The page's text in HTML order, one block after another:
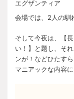
エグザンティア
会場では、2人の馴
そして今夜は、【
い！】と題し、そ
ンが！などひたす
マニアックな内容